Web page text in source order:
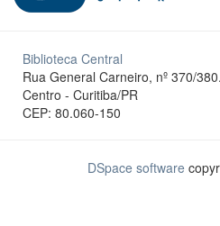
Biblioteca Central
Rua General Carneiro, nº 370/380.
Centro - Curitiba/PR
CEP: 80.060-150
DSpace software